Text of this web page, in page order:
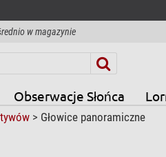
w magazynie
Obserwacje Słońca
> Głowice panoramiczne